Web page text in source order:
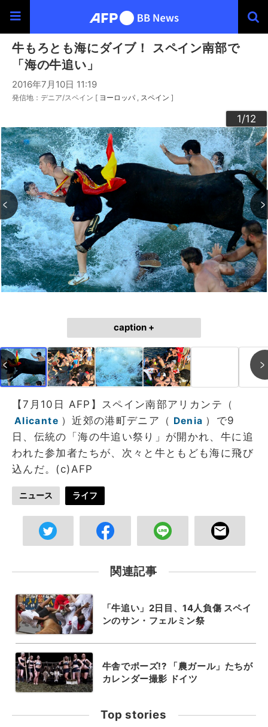
牛もろとも海にダイブ！ スペイン南部で
「海の牛追い」
2016年7月10日 11:19
発信地：デニア/スペイン [ ヨーロッパ スペイン ]
1/12
2/12
3/12
4/12
5/12
6/12
7/12
8/12
9/12
10/12
11/12
12/12
caption +
【7月10日 AFP】スペイン南部アリカンテ（
Alicante ）近郊の港町デニア（ Denia ）で9
日、伝統の「海の牛追い祭り」が開かれ、牛に追
われた参加者たちが、次々と牛ともども海に飛び
込んだ。(c)AFP
ニュース ライフ
関連記事
「牛追い」2日目、14人負傷 スペイ
ンのサン・フェルミン祭
牛舎でポーズ!? 「農ガール」たちが
カレンダー撮影 ドイツ
Top stories